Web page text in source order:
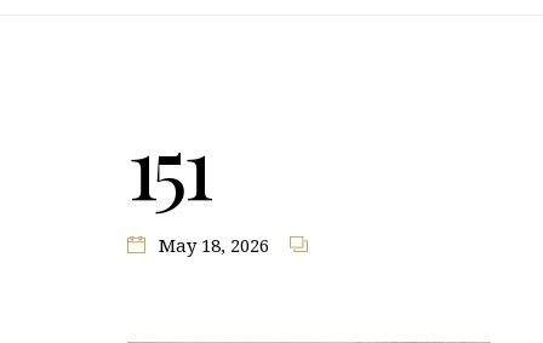
151
May 18, 2026